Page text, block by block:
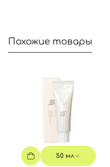
Похожие товары
50 мл
Номер телефона
принимаете условия